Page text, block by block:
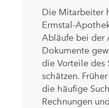
Die Mitarbeiter
Ermstal-
Abläufe bei der
Dokumente
die Vorteile des
schätzen.
die häufige
Rechnungen